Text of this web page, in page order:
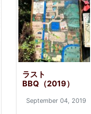
ラスト
BBQ（2019）
September 04, 2019